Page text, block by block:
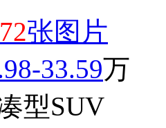
张图片
33.59万
型SUV